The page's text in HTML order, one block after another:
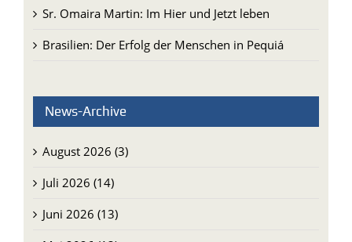
Brasilien: Der Erfolg der Menschen in Pequiá
August 2026 (3)
Juli 2026 (14)
Juni 2026 (13)
Mai 2026 (13)